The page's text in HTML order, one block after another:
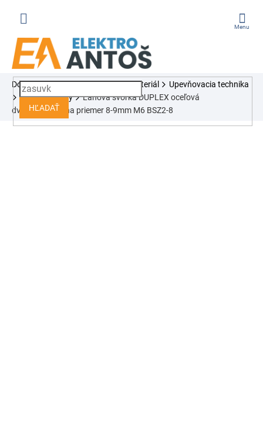
HĽADAŤ
Domov Spotrebný a pomocný materiál
Upevňovacia technika
Lanové svorky
Lanová svorka DUPLEX oceľová
dvojskrutková na priemer 8-9mm M6 BSZ2-8